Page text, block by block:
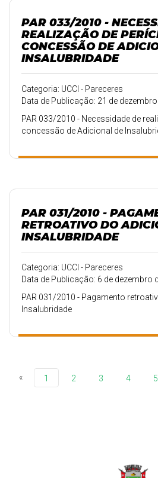
PAR 033/2010 -
REALIZAÇÃO DE
CONCESSÃO DE
INSALUBRIDADE
Categoria: UCCI - Pareceres
Data de Publicação: 21 de
PAR 033/2010 - Necessidade de
concessão de Adicional de
PAR 031/2010 -
RETROATIVO DO
INSALUBRIDADE
Categoria: UCCI - Pareceres
Data de Publicação: 6 de dezembro
PAR 031/2010 - Pagamento
Insalubridade
« 1 2 3 4 5